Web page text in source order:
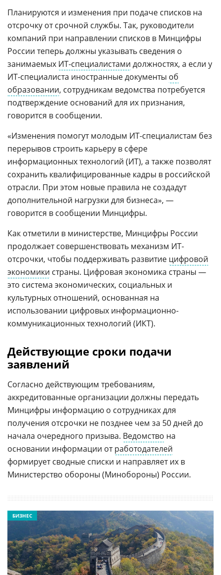
Планируются и изменения при подаче списков на
отсрочку от срочной службы. Так, руководители
компаний при направлении списков в Минцифры
России теперь должны указывать сведения о
занимаемых ИТ-специалистами должностях, а если у
ИТ-специалиста иностранные документы об
образовании, сотрудникам ведомства потребуется
подтверждение оснований для их признания,
говорится в сообщении.
«Изменения помогут молодым ИТ-специалистам без
перерывов строить карьеру в сфере
информационных технологий (ИТ), а также позволят
сохранить квалифицированные кадры в российской
отрасли. При этом новые правила не создадут
дополнительной нагрузки для бизнеса», —
говорится в сообщении Минцифры.
Как отметили в министерстве, Минцифры России
продолжает совершенствовать механизм ИТ-
отсрочки, чтобы поддерживать развитие цифровой
экономики страны. Цифровая экономика страны —
это система экономических, социальных и
культурных отношений, основанная на
использовании цифровых информационно-
коммуникационных технологий (ИКТ).
Действующие сроки подачи
заявлений
Согласно действующим требованиям,
аккредитованные организации должны передать
Минцифры информацию о сотрудниках для
получения отсрочки не позднее чем за 50 дней до
начала очередного призыва. Ведомство на
основании информации отработодателей
формирует сводные списки и направляет их в
Министерство обороны (Минобороны) России.
БИЗНЕС